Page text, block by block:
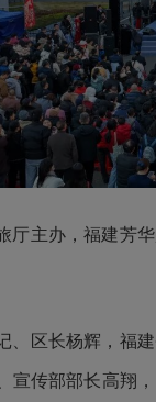
厅主办，福建芳
、区长杨辉，福
宣传部部长高翔